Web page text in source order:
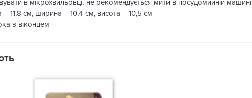
в мікрохвильовці, не рекомендується мити в посудомийній машині
11,8 см, ширина – 10,4 см, висота – 10,5 см
з віконцем